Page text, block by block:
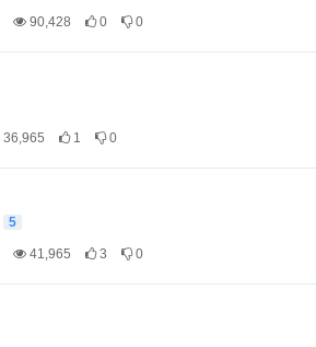
90,428 0 0
36,965 1 0
5
41,965 3 0